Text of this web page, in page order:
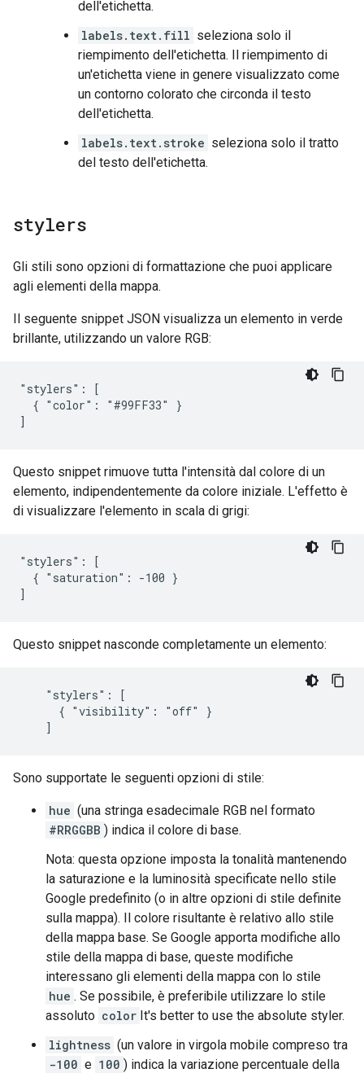
dell'etichetta.
labels.text.fill seleziona solo il
riempimento dell'etichetta. Il riempimento di
un'etichetta viene in genere visualizzato come
un contorno colorato che circonda il testo
dell'etichetta.
labels.text.stroke seleziona solo il tratto
del testo dell'etichetta.
stylers
Gli stili sono opzioni di formattazione che puoi applicare
agli elementi della mappa.
Il seguente snippet JSON visualizza un elemento in verde
brillante, utilizzando un valore RGB:
"stylers": [
  { "color": "#99FF33" }
]
Questo snippet rimuove tutta l'intensità dal colore di un
elemento, indipendentemente da colore iniziale. L'effetto è
di visualizzare l'elemento in scala di grigi:
"stylers": [
  { "saturation": -100 }
]
Questo snippet nasconde completamente un elemento:
    "stylers": [
      { "visibility": "off" }
    ]
Sono supportate le seguenti opzioni di stile:
hue (una stringa esadecimale RGB nel formato
#RRGGBB ) indica il colore di base.
Nota: questa opzione imposta la tonalità mantenendo
la saturazione e la luminosità specificate nello stile
Google predefinito (o in altre opzioni di stile definite
sulla mappa). Il colore risultante è relativo allo stile
della mappa base. Se Google apporta modifiche allo
stile della mappa di base, queste modifiche
interessano gli elementi della mappa con lo stile
hue . Se possibile, è preferibile utilizzare lo stile
assoluto color It's better to use the absolute styler.
lightness (un valore in virgola mobile compreso tra
-100 e 100 ) indica la variazione percentuale della